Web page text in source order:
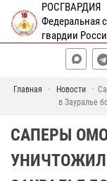
РОСГВАРДИЯ
Федеральная
гвардии
Главная Новости
в Зауралье
САПЕРЫ